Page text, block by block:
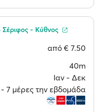
από € 7.50
40m
Ιαν ‐ Δεκ
‐ 7 μέρες την εβδομάδα
Σέριφος - Κύθνος